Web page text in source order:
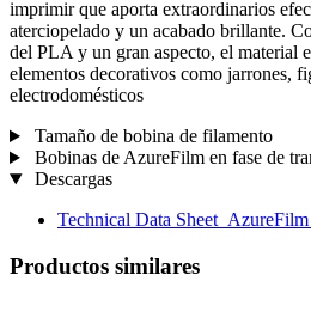
imprimir que aporta extraordinarios
aterciopelado y un acabado brillante.
del PLA y un gran aspecto, el material
elementos decorativos como jarrones,
electrodomésticos
Tamaño de bobina de filamento
Bobinas de AzureFilm en fase de
Descargas
Technical Data
Productos similares